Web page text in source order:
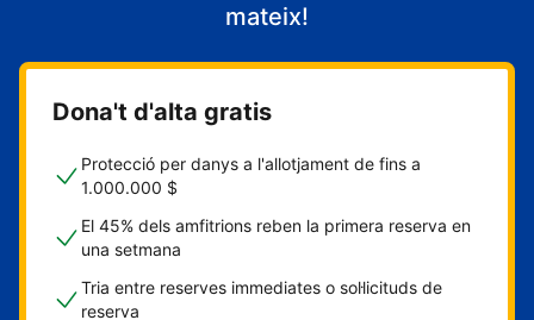
mateix!
Dona't d'alta gratis
Protecció per danys a l'allotjament de fins a
1.000.000 $
El 45% dels amfitrions reben la primera reserva en
una setmana
Tria entre reserves immediates o sol·licituds de
reserva